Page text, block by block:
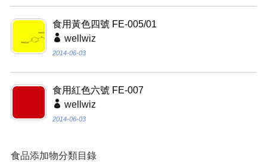
食用黃色四號 FE-005/01
wellwiz
2014-06-03
食用紅色六號 FE-007
wellwiz
2014-06-03
食品添加物分類目錄